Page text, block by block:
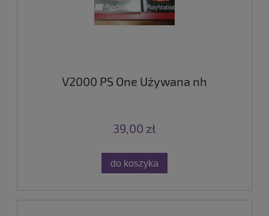
V2000 PS One Używana nh
39,00 zł
do koszyka